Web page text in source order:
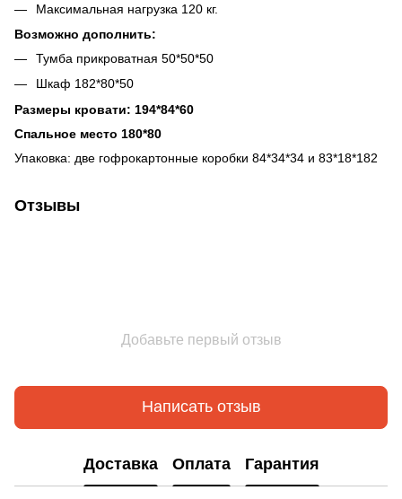
Максимальная нагрузка 120 кг.
Возможно дополнить:
Тумба прикроватная 50*50*50
Шкаф 182*80*50
Размеры кровати: 194*84*60
Спальное место 180*80
Упаковка: две гофрокартонные коробки 84*34*34 и 83*18*182
Отзывы
Добавьте первый отзыв
Написать отзыв
Доставка Оплата Гарантия